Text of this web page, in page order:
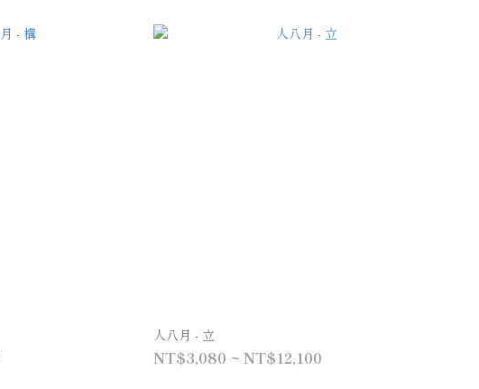
人八月 - 立
NT$3,080 ~ NT$12,100